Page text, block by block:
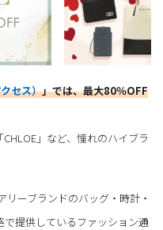
セス）」では、最大80％OFF
CHLOE」など、憧れのハイブラ
リーブランドのバッグ・時計・
提供しているファッション通